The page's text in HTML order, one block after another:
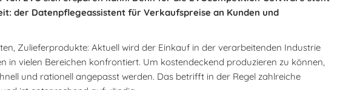
der Datenpflegeassistent für Verkaufspreise an Kunden und
Zulieferprodukte: Aktuell wird der Einkauf in der verarbeitenden Industrie
in vielen Bereichen konfrontiert. Um kostendeckend produzieren zu können,
und rationell angepasst werden. Das betrifft in der Regel zahlreiche